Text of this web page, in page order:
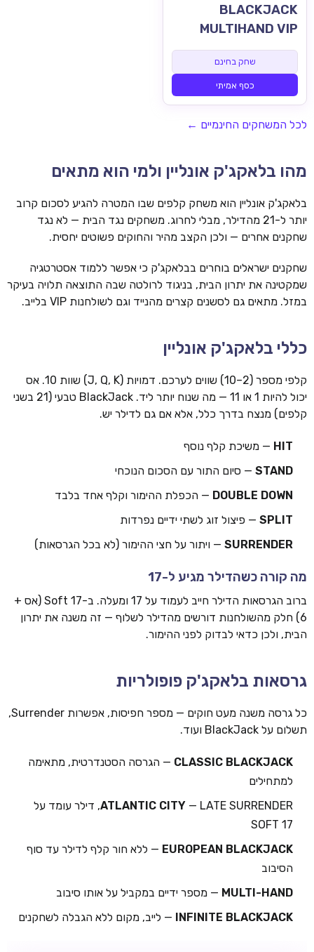
BLACKJACK
MULTIHAND VIP
שחק בחינם
כסף אמיתי
לכל המשחקים החינמיים ←
מהו בלאקג'ק אונליין ולמי הוא מתאים
בלאקג'ק אונליין הוא משחק קלפים שבו המטרה להגיע לסכום קרוב
יותר ל-21 מהדילר, מבלי לחרוג. משחקים נגד הבית — לא נגד
שחקנים אחרים — ולכן הקצב מהיר והחוקים פשוטים יחסית.
שחקנים ישראלים בוחרים בבלאקג'ק כי אפשר ללמוד אסטרטגיה
שמקטינה את יתרון הבית, בניגוד לרולטה שבה התוצאה תלויה בעיקר
במזל. מתאים גם לסשנים קצרים מהנייד וגם לשולחנות VIP בלייב.
כללי בלאקג'ק אונליין
קלפי מספר (2–10) שווים לערכם. דמויות (J, Q, K) שוות 10. אס
יכול להיות 1 או 11 — מה שנוח יותר ליד. BlackJack טבעי (21 בשני
קלפים) מנצח בדרך כלל, אלא אם גם לדילר יש.
HIT — משיכת קלף נוסף
STAND — סיום התור עם הסכום הנוכחי
DOUBLE DOWN — הכפלת ההימור וקלף אחד בלבד
SPLIT — פיצול זוג לשתי ידיים נפרדות
SURRENDER — ויתור על חצי ההימור (לא בכל הגרסאות)
מה קורה כשהדילר מגיע ל-17
ברוב הגרסאות הדילר חייב לעמוד על 17 ומעלה. ב-Soft 17 (אס +
6) חלק מהשולחנות דורשים מהדילר לשלוף — זה משנה את יתרון
הבית, ולכן כדאי לבדוק לפני ההימור.
גרסאות בלאקג'ק פופולריות
כל גרסה משנה מעט חוקים — מספר חפיסות, אפשרות Surrender,
תשלום על BlackJack ועוד.
CLASSIC BLACKJACK — הגרסה הסטנדרטית, מתאימה
למתחילים
ATLANTIC CITY— LATE SURRENDER, דילר עומד על
SOFT 17
EUROPEAN BLACKJACK — ללא חור קלף לדילר עד סוף
הסיבוב
MULTI-HAND — מספר ידיים במקביל על אותו סיבוב
INFINITE BLACKJACK — לייב, מקום ללא הגבלה לשחקנים